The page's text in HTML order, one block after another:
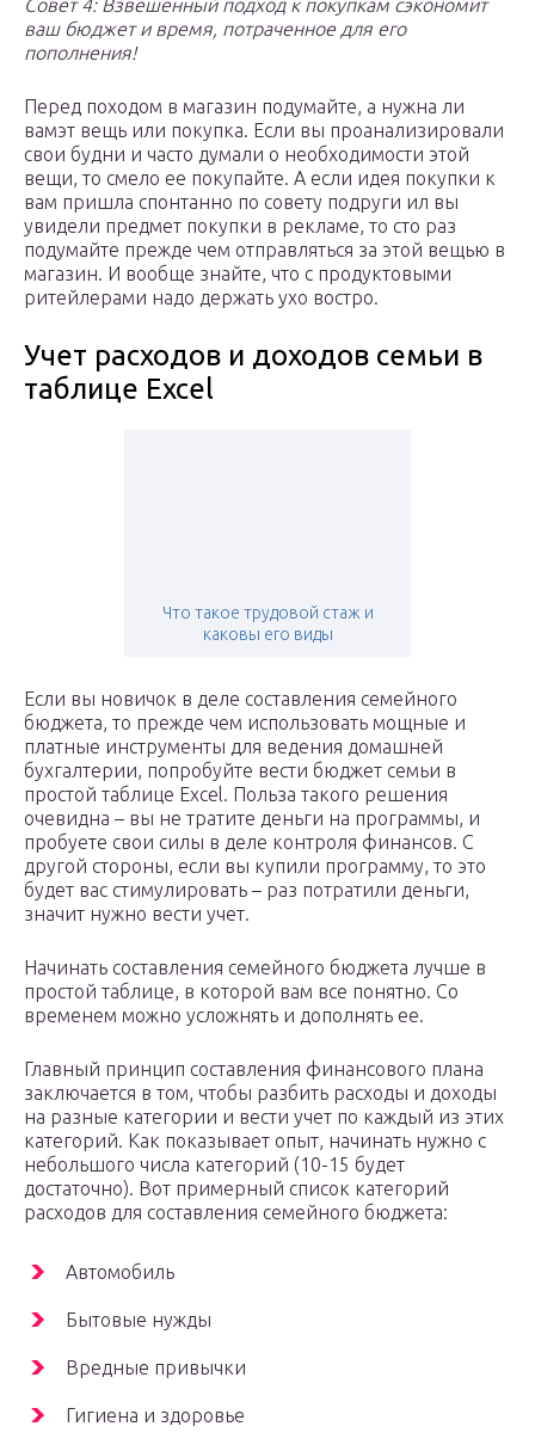
Совет 4: Взвешенный подход к покупкам сэкономит
ваш бюджет и время, потраченное для его
пополнения!
Перед походом в магазин подумайте, а нужна ли
вамэт вещь или покупка. Если вы проанализировали
свои будни и часто думали о необходимости этой
вещи, то смело ее покупайте. А если идея покупки к
вам пришла спонтанно по совету подруги ил вы
увидели предмет покупки в рекламе, то сто раз
подумайте прежде чем отправляться за этой вещью в
магазин. И вообще знайте, что с продуктовыми
ритейлерами надо держать ухо востро.
Учет расходов и доходов семьи в
таблице Excel
Что такое трудовой стаж и
каковы его виды
Если вы новичок в деле составления семейного
бюджета, то прежде чем использовать мощные и
платные инструменты для ведения домашней
бухгалтерии, попробуйте вести бюджет семьи в
простой таблице Excel. Польза такого решения
очевидна – вы не тратите деньги на программы, и
пробуете свои силы в деле контроля финансов. С
другой стороны, если вы купили программу, то это
будет вас стимулировать – раз потратили деньги,
значит нужно вести учет.
Начинать составления семейного бюджета лучше в
простой таблице, в которой вам все понятно. Со
временем можно усложнять и дополнять ее.
Главный принцип составления финансового плана
заключается в том, чтобы разбить расходы и доходы
на разные категории и вести учет по каждый из этих
категорий. Как показывает опыт, начинать нужно с
небольшого числа категорий (10-15 будет
достаточно). Вот примерный список категорий
расходов для составления семейного бюджета:
Автомобиль
Бытовые нужды
Вредные привычки
Гигиена и здоровье